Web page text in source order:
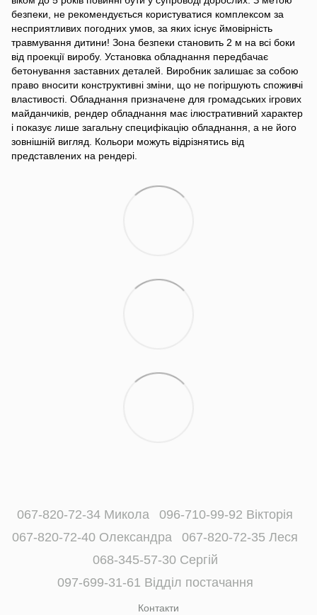
безпеки, не рекомендується користуватися комплексом за
несприятливих погодних умов, за яких існує ймовірність
травмування дитини! Зона безпеки становить 2 м на всі боки
від проекції виробу. Установка обладнання передбачає
бетонування заставних деталей. Виробник залишає за собою
право вносити конструктивні зміни, що не погіршують споживчі
властивості. Обладнання призначене для громадських ігрових
майданчиків, рендер обладнання має ілюстративний характер
і показує лише загальну специфікацію обладнання, а не його
зовнішній вигляд. Кольори можуть відрізнятись від
представлених на рендері.
067-820-72-34 Микола
096-710-99-92 Вікторія
067-820-72-40 Олександра
067-820-72-35 Леся
068-345-57-30 Сергій
097-699-31-61 Відділ постачання
Контакти